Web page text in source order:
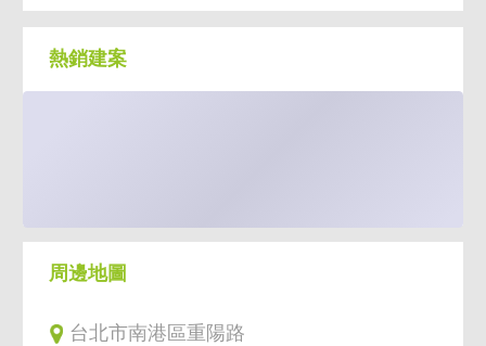
鄰近世界明珠，增值潛力大
南港四鐵車站約700M
交通方便鄰近國道及環東大道
熱銷建案
周邊地圖
台北市南港區重陽路